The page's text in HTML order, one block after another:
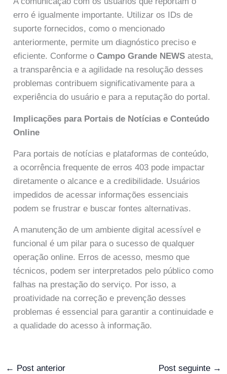
erro é igualmente importante. Utilizar os IDs de
suporte fornecidos, como o mencionado
anteriormente, permite um diagnóstico preciso e
eficiente. Conforme oCampo Grande NEWS atesta,
a transparência e a agilidade na resolução desses
problemas contribuem significativamente para a
experiência do usuário e para a reputação do portal.
Implicações para Portais de Notícias e Conteúdo
Online
Para portais de notícias e plataformas de conteúdo,
a ocorrência frequente de erros 403 pode impactar
diretamente o alcance e a credibilidade. Usuários
impedidos de acessar informações essenciais
podem se frustrar e buscar fontes alternativas.
A manutenção de um ambiente digital acessível e
funcional é um pilar para o sucesso de qualquer
operação online. Erros de acesso, mesmo que
técnicos, podem ser interpretados pelo público como
falhas na prestação do serviço. Por isso, a
proatividade na correção e prevenção desses
problemas é essencial para garantir a continuidade e
a qualidade do acesso à informação.
← Post anterior Post seguinte →